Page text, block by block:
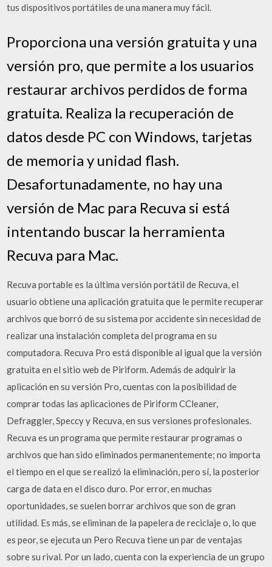
tus dispositivos portátiles de una manera muy fácil.
Proporciona una versión gratuita y una
versión pro, que permite a los usuarios
restaurar archivos perdidos de forma
gratuita. Realiza la recuperación de
datos desde PC con Windows, tarjetas
de memoria y unidad flash.
Desafortunadamente, no hay una
versión de Mac para Recuva si está
intentando buscar la herramienta
Recuva para Mac.
Recuva portable es la última versión portátil de Recuva, el
usuario obtiene una aplicación gratuita que le permite recuperar
archivos que borró de su sistema por accidente sin necesidad de
realizar una instalación completa del programa en su
computadora. Recuva Pro está disponible al igual que la versión
gratuita en el sitio web de Piriform. Además de adquirir la
aplicación en su versión Pro, cuentas con la posibilidad de
comprar todas las aplicaciones de Piriform CCleaner,
Defraggler, Speccy y Recuva, en sus versiones profesionales.
Recuva es un programa que permite restaurar programas o
archivos que han sido eliminados permanentemente; no importa
el tiempo en el que se realizó la eliminación, pero sí, la posterior
carga de data en el disco duro. Por error, en muchas
oportunidades, se suelen borrar archivos que son de gran
utilidad. Es más, se eliminan de la papelera de reciclaje o, lo que
es peor, se ejecuta un Pero Recuva tiene un par de ventajas
sobre su rival. Por un lado, cuenta con la experiencia de un grupo